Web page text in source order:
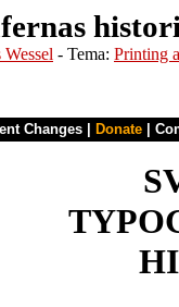
- Tema: Printing
Changes Donate